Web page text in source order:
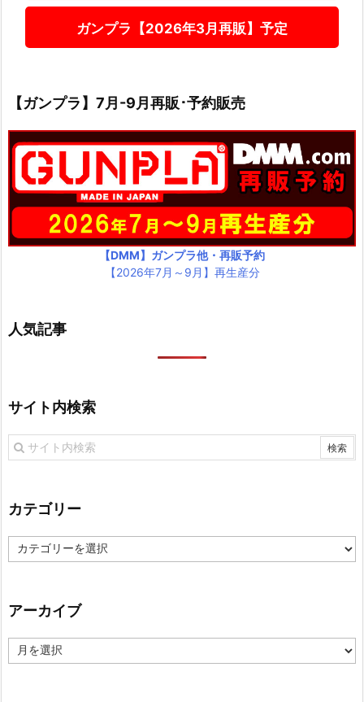
ガンプラ【2026年3月再販】予定
【ガンプラ】7月-9月再販･予約販売
【DMM】ガンプラ他・再販予約
【2026年7月～9月】再生産分
人気記事
サイト内検索
カテゴリー
カ
テ
ー
アーカイブ
ー